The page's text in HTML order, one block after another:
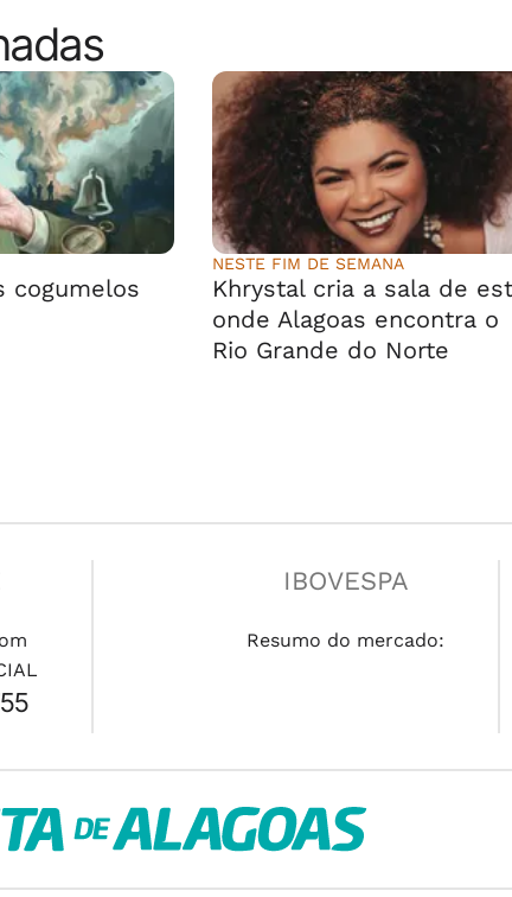
cogumelos
NESTE FIM DE SEMANA
Khrystal cria a sala de
onde Alagoas encontra o
Rio Grande do Norte
IBOVESPA
Resumo do mercado: